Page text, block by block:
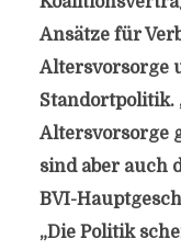
Ansätze für
Altersvorsorge
Standortpolitik.
Altersvorsorge
sind aber auch
BVI-
„Die Politik